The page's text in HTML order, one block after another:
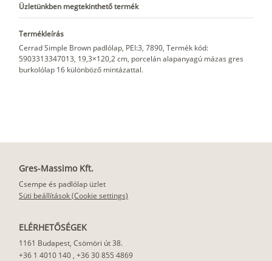
Üzletünkben megtekinthető termék
Termékleírás
Cerrad Simple Brown padlólap, PEI:3, 7890, Termék kód:
5903313347013, 19,3×120,2 cm, porcelán alapanyagú mázas gres
burkolólap 16 különböző mintázattal.
Gres-Massimo Kft.
Csempe és padlólap üzlet
Süti beállítások (Cookie settings)
ELÉRHETŐSÉGEK
1161 Budapest, Csömöri út 38.
+36 1 4010 140 , +36 30 855 4869